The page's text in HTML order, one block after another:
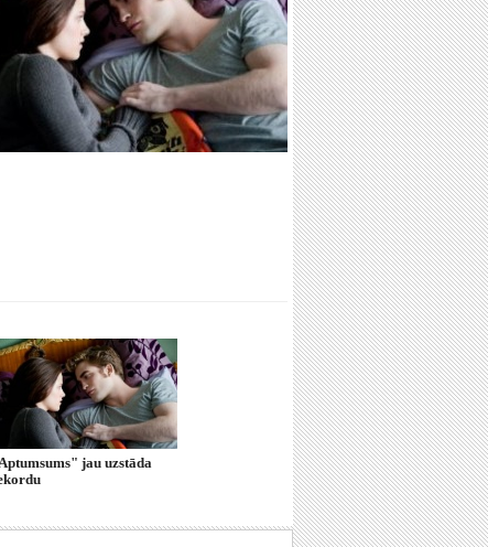
jau uzstāda